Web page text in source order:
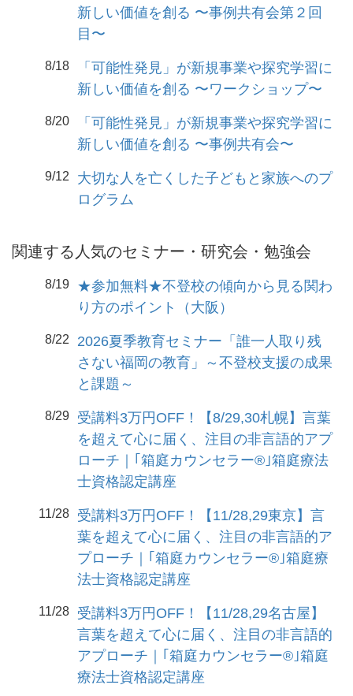
新しい価値を創る 〜事例共有会第２回
目〜
8/18
「可能性発見」が新規事業や探究学習に
新しい価値を創る 〜ワークショップ〜
8/20
「可能性発見」が新規事業や探究学習に
新しい価値を創る 〜事例共有会〜
9/12
大切な人を亡くした子どもと家族へのプ
ログラム
関連する人気のセミナー・研究会・勉強会
8/19
★参加無料★不登校の傾向から見る関わ
り方のポイント（大阪）
8/22
2026夏季教育セミナー「誰一人取り残
さない福岡の教育」～不登校支援の成果
と課題～
8/29
受講料3万円OFF！【8/29,30札幌】言葉
を超えて心に届く、注目の非言語的アプ
ローチ｜｢箱庭カウンセラー®｣箱庭療法
士資格認定講座
11/28
受講料3万円OFF！【11/28,29東京】言
葉を超えて心に届く、注目の非言語的ア
プローチ｜｢箱庭カウンセラー®｣箱庭療
法士資格認定講座
11/28
受講料3万円OFF！【11/28,29名古屋】
言葉を超えて心に届く、注目の非言語的
アプローチ｜｢箱庭カウンセラー®｣箱庭
療法士資格認定講座